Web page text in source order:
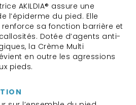
AKILDIA® assure une
l’épiderme du pied. Elle
renforce sa fonction barrière et
Dotée d’agents anti-
la Crème Multi
en outre les agressions
pieds.